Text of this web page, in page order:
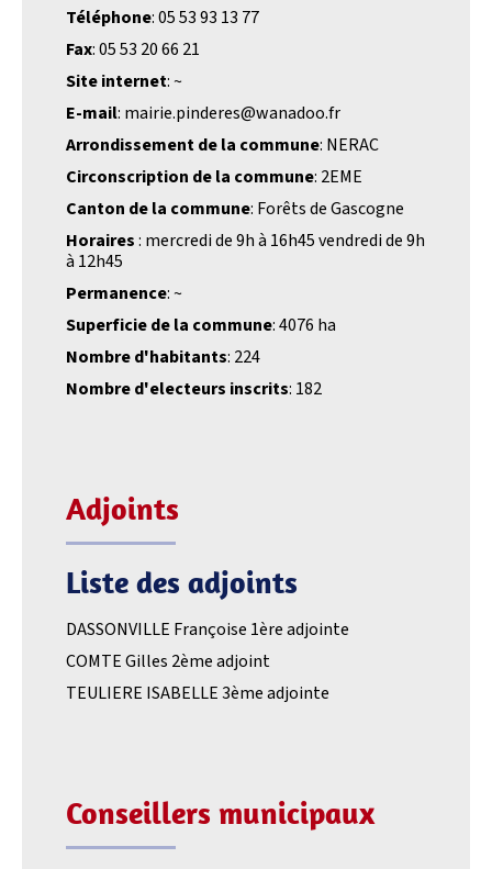
Téléphone: 05 53 93 13 77
Fax: 05 53 20 66 21
Site internet: ~
E-mail: mairie.pinderes@wanadoo.fr
Arrondissement de la commune: NERAC
Circonscription de la commune: 2EME
Canton de la commune: Forêts de Gascogne
Horaires: mercredi de 9h à 16h45 vendredi de 9h
à 12h45
Permanence: ~
Superficie de la commune: 4076 ha
Nombre d'habitants: 224
Nombre d'electeurs inscrits: 182
Adjoints
Liste des adjoints
DASSONVILLE Françoise 1ère adjointe
COMTE Gilles 2ème adjoint
TEULIERE ISABELLE 3ème adjointe
Conseillers municipaux